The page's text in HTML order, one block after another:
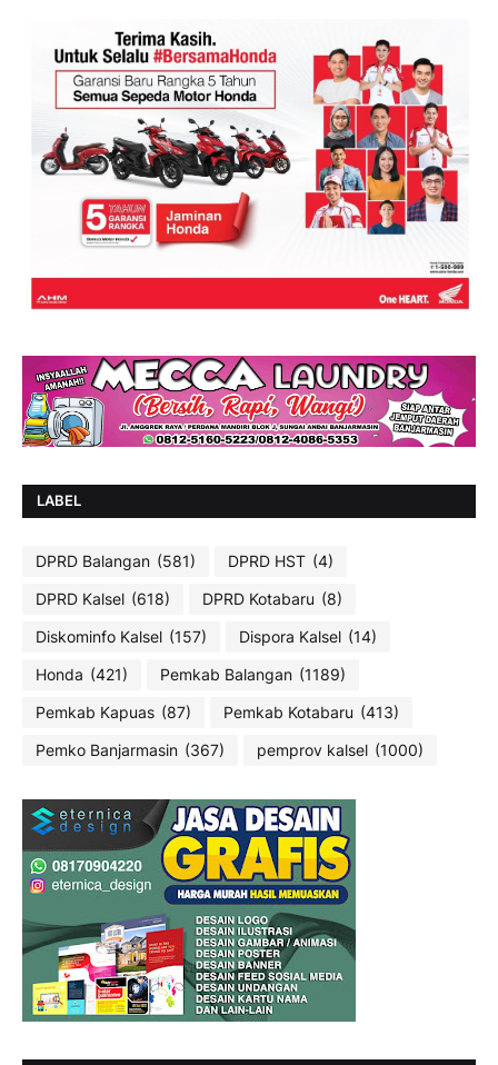
LABEL
DPRD Balangan (581) DPRD HST (4)
DPRD Kalsel (618) DPRD Kotabaru (8)
Diskominfo Kalsel (157) Dispora Kalsel (14)
Honda (421) Pemkab Balangan (1189)
Pemkab Kapuas (87) Pemkab Kotabaru (413)
Pemko Banjarmasin (367) pemprov kalsel (1000)